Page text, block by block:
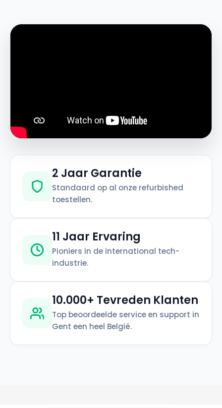
2 Jaar Garantie
Standaard op al onze refurbished
toestellen.
11 Jaar Ervaring
Pioniers in de international tech-
industrie.
10.000+ Tevreden Klanten
Top beoordeelde service en support in
Gent een heel België.